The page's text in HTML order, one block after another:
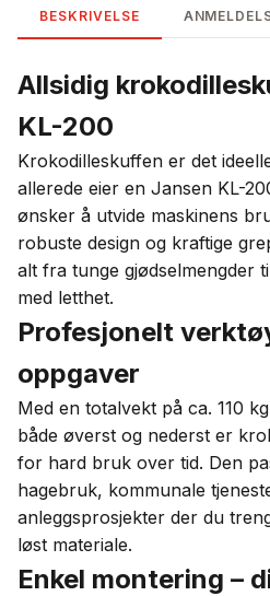
BESKRIVELSE
Allsidig
KL-200
Krokodilleskuffen er det
allerede eier en Jansen KL-
ønsker å utvide maskinens
robuste design og kraftige
alt fra tunge gjødselmengder
med letthet.
Profesjonelt
oppgaver
Med en totalvekt på ca. 110
både øverst og nederst er
for hard bruk over tid. Den
hagebruk, kommunale
anleggsprosjekter der du
løst materiale.
Enkel montering –